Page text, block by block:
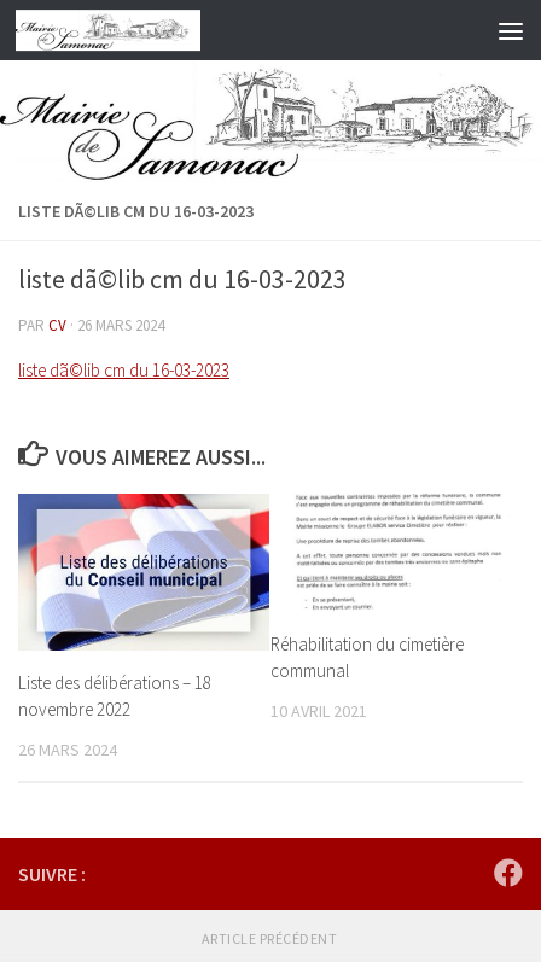
Skip to content
LISTE DÃ©LIB CM DU 16-03-2023
liste dã©lib cm du 16-03-2023
PAR CV · 26 MARS 2024
liste dã©lib cm du 16-03-2023
VOUS AIMEREZ AUSSI...
Liste des délibérations – 18
novembre 2022
26 MARS 2024
Réhabilitation du cimetière
communal
10 AVRIL 2021
SUIVRE :
ARTICLE PRÉCÉDENT